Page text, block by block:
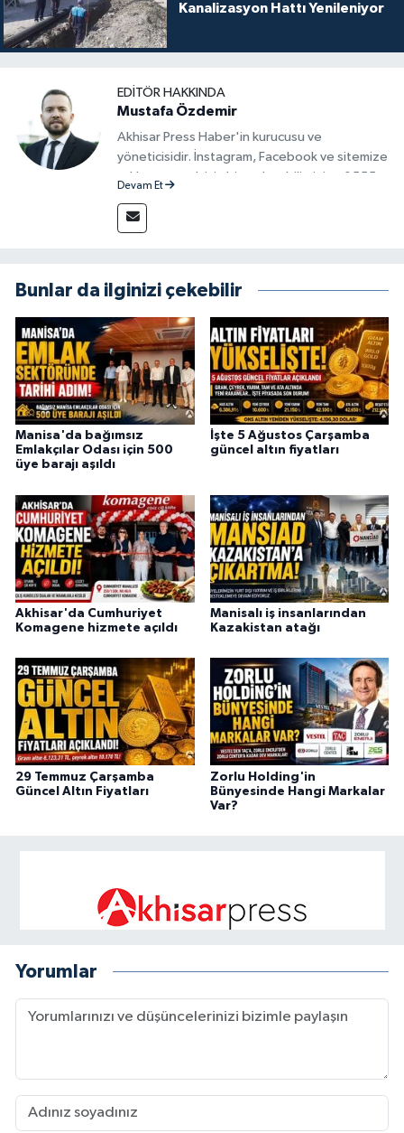
Kanalizasyon Hattı Yenileniyor
EDITÖR HAKKINDA
Mustafa Özdemir
Akhisar Press Haber'in kurucusu ve
yöneticisidir. İnstagram, Facebook ve sitemize
reklam vermek için bize ulaşabilirsiniz - 0555
Devam Et
Bunlar da ilginizi çekebilir
Manisa'da bağımsız
Emlakçılar Odası için 500
üye barajı aşıldı
İşte 5 Ağustos Çarşamba
güncel altın fiyatları
Akhisar'da Cumhuriyet
Komagene hizmete açıldı
Manisalı iş insanlarından
Kazakistan atağı
29 Temmuz Çarşamba
Güncel Altın Fiyatları
Zorlu Holding'in
Bünyesinde Hangi Markalar
Var?
Yorumlar